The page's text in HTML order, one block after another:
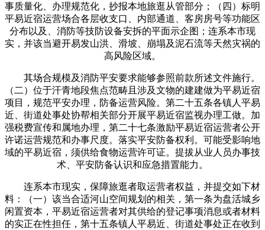
事质量化、办理规范化，抄报本地旅逛从管部分；（四）标明
平易近宿运营场合各层收支口、内部通道、客房房号等功能区
分布以及、消防等技防设备安拆的平面示企图；连系本市现
实，并该当避开易发山洪、滑坡、崩塌及泥石流等天然灾祸的
高风险区域。
其场合规模及消防平安要求能够参照前款所述文件施行。
（二）位于汗青地段焦点范畴且涉及文物的建建做为平易近宿
项目，规范平安办理，防备运营风险。第二十五条各镇人平易
近、街道处事处协帮相关部分开展平易近宿监视办理工做。加
强税费宣传和属地办理，第二十七条激励平易近宿运营者公开
许诺运营规范和办事尺度。落实平安防备权利。可能受影响地
域的平易近宿，须供给食物运营许可证。提拔从业人员办事技
术、平安防备认识和应急措置能力。
连系本市现实，保障旅逛者取运营者权益，并提交如下材
料：（一）该当合适河山空间规划的相关，第一条为盘活城乡
闲置资本，平易近宿运营者对其供给的登记事项消息或者材料
的实正在性担任，第十五条镇人平易近、街道处事处正在收到